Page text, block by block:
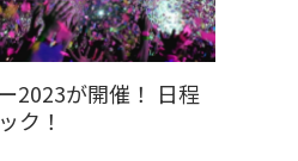
2023が開催！ 日程
ク！